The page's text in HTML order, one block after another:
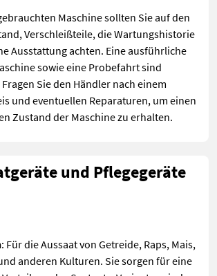
Maschine sollten Sie auf den
Verschleißteile, die Wartungshistorie
Ausstattung achten. Eine ausführliche
sowie eine Probefahrt sind
Sie den Händler nach einem
und eventuellen Reparaturen, um einen
Zustand der Maschine zu erhalten.
und Pflegegeräte
: Für die Aussaat von Getreide, Raps, Mais,
anderen Kulturen. Sie sorgen für eine